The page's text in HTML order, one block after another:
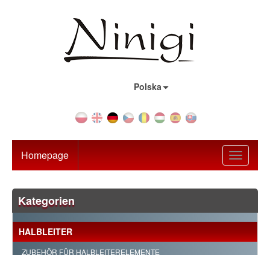
Polska
Toggle
Homepage
Kategorien
HALBLEITER
ZUBEHÖR FÜR HALBLEITERELEMENTE